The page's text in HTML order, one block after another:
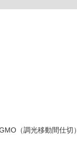
（調光移動間仕切）